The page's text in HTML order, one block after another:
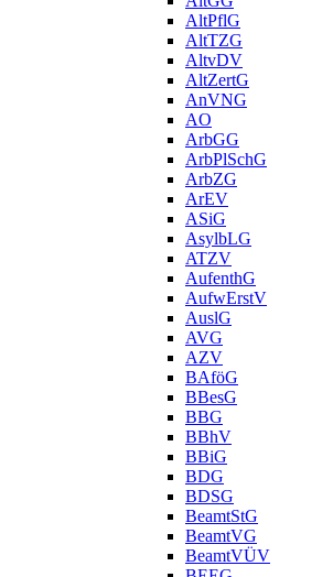
AltPflG
AltTZG
AltvDV
AltZertG
AnVNG
AO
ArbGG
ArbPlSchG
ArbZG
ArEV
ASiG
AsylbLG
ATZV
AufenthG
AufwErstV
AuslG
AVG
AZV
BAföG
BBesG
BBG
BBhV
BBiG
BDG
BDSG
BeamtStG
BeamtVG
BeamtVÜV